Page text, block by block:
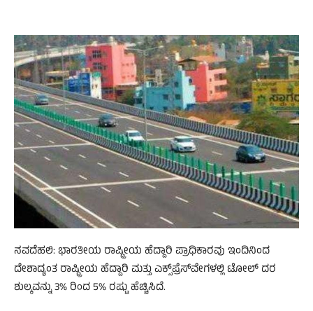
ನವದೆಹಲಿ: ಭಾರತೀಯ ರಾಷ್ಟ್ರೀಯ ಹೆದ್ದಾರಿ ಪ್ರಾಧಿಕಾರವು ಇಂದಿನಿಂದ
ದೇಶಾದ್ಯಂತ ರಾಷ್ಟ್ರೀಯ ಹೆದ್ದಾರಿ ಮತ್ತು ಎಕ್ಸ್‌ಪ್ರೆಸ್‌ವೇಗಳಲ್ಲಿ ಟೋಲ್‌ ದರ
ಶುಲ್ಕವನ್ನು 3% ರಿಂದ 5% ರಷ್ಟು ಹೆಚ್ಚಿಸಿದೆ.